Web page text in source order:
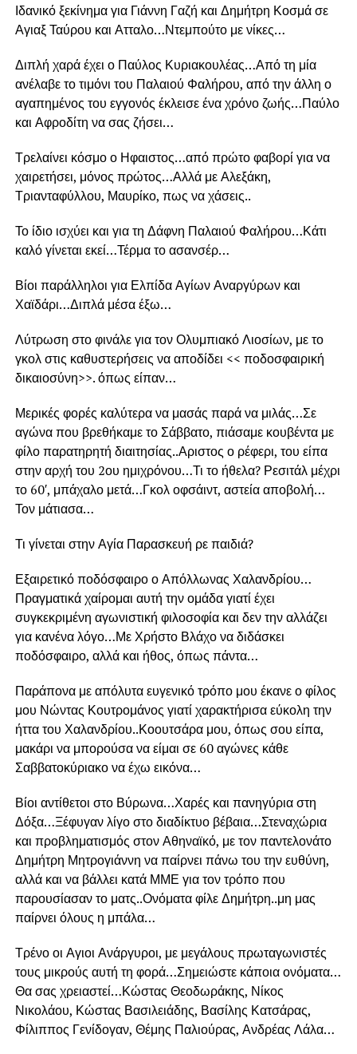
Ιδανικό ξεκίνημα για Γιάννη Γαζή και Δημήτρη Κοσμά σε
Αγιαξ Ταύρου και Ατταλο…Ντεμπούτο με νίκες…
Διπλή χαρά έχει ο Παύλος Κυριακουλέας…Από τη μία
ανέλαβε το τιμόνι του Παλαιού Φαλήρου, από την άλλη ο
αγαπημένος του εγγονός έκλεισε ένα χρόνο ζωής…Παύλο
και Αφροδίτη να σας ζήσει…
Τρελαίνει κόσμο ο Ηφαιστος…από πρώτο φαβορί για να
χαιρετήσει, μόνος πρώτος…Αλλά με Αλεξάκη,
Τριανταφύλλου, Μαυρίκο, πως να χάσεις..
Το ίδιο ισχύει και για τη Δάφνη Παλαιού Φαλήρου…Κάτι
καλό γίνεται εκεί…Τέρμα το ασανσέρ…
Βίοι παράλληλοι για Ελπίδα Αγίων Αναργύρων και
Χαϊδάρι…Διπλά μέσα έξω…
Λύτρωση στο φινάλε για τον Ολυμπιακό Λιοσίων, με το
γκολ στις καθυστερήσεις να αποδίδει << ποδοσφαιρική
δικαιοσύνη>>. όπως είπαν…
Μερικές φορές καλύτερα να μασάς παρά να μιλάς…Σε
αγώνα που βρεθήκαμε το Σάββατο, πιάσαμε κουβέντα με
φίλο παρατηρητή διαιτησίας..Αριστος ο ρέφερι, του είπα
στην αρχή του 2ου ημιχρόνου…Τι το ήθελα? Ρεσιτάλ μέχρι
το 60′, μπάχαλο μετά…Γκολ οφσάιντ, αστεία αποβολή…
Τον μάτιασα…
Τι γίνεται στην Αγία Παρασκευή ρε παιδιά?
Εξαιρετικό ποδόσφαιρο ο Απόλλωνας Χαλανδρίου…
Πραγματικά χαίρομαι αυτή την ομάδα γιατί έχει
συγκεκριμένη αγωνιστική φιλοσοφία και δεν την αλλάζει
για κανένα λόγο…Με Χρήστο Βλάχο να διδάσκει
ποδόσφαιρο, αλλά και ήθος, όπως πάντα…
Παράπονα με απόλυτα ευγενικό τρόπο μου έκανε ο φίλος
μου Νώντας Κουτρομάνος γιατί χαρακτήρισα εύκολη την
ήττα του Χαλανδρίου..Κοουτσάρα μου, όπως σου είπα,
μακάρι να μπορούσα να είμαι σε 60 αγώνες κάθε
Σαββατοκύριακο να έχω εικόνα…
Βίοι αντίθετοι στο Βύρωνα…Χαρές και πανηγύρια στη
Δόξα…Ξέφυγαν λίγο στο διαδίκτυο βέβαια…Στεναχώρια
και προβληματισμός στον Αθηναϊκό, με τον παντελονάτο
Δημήτρη Μητρογιάννη να παίρνει πάνω του την ευθύνη,
αλλά και να βάλλει κατά ΜΜΕ για τον τρόπο που
παρουσίασαν το ματς..Ονόματα φίλε Δημήτρη..μη μας
παίρνει όλους η μπάλα…
Τρένο οι Αγιοι Ανάργυροι, με μεγάλους πρωταγωνιστές
τους μικρούς αυτή τη φορά…Σημειώστε κάποια ονόματα…
Θα σας χρειαστεί…Κώστας Θεοδωράκης, Νίκος
Νικολάου, Κώστας Βασιλειάδης, Βασίλης Κατσάρας,
Φίλιππος Γενίδογαν, Θέμης Παλιούρας, Ανδρέας Λάλα…